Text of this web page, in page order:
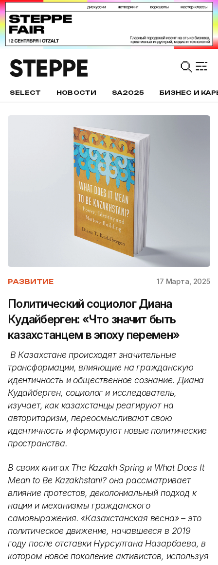
SELECT НОВОСТИ SA2025 БИЗНЕС И
РАЗВИТИЕ 17 Марта, 2025
Политический социолог Диана
Кудайберген: «Что значит быть
казахстанцем в эпоху перемен»
В Казахстане происходят значительные
трансформации, влияющие на гражданскую
идентичность и общественное сознание. Диана
Кудайберген, социолог и исследователь,
изучает, как казахстанцы реагируют на
авторитаризм, переосмысливают свою
идентичность и формируют новые политические
пространства.
В своих книгах The Kazakh Spring и What Does It
Mean to Be Kazakhstani? она рассматривает
влияние протестов, деколониальный подход к
нации и механизмы гражданского
самовыражения. «Казахстанская весна» – это
политическое движение, начавшееся в 2019
году после отставки Нурсултана Назарбаева, в
котором новое поколение активистов, используя